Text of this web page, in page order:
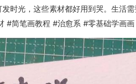
时光，这些素材都好用到哭。生活
#简笔画教程 #治愈系 #零基础学画画